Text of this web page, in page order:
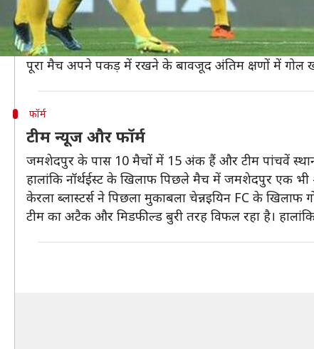
सीजन के पहले पांच मैचों में अजेय रहने वाली केरला ब्लास्टर्स
केरला ने पिछले चार में से तीन मुकाबले गंवाए और एक ड्रॉ
इस सीजन केरला पिछले आठ मैचों से जीत हासिल नहीं कर
पूरा मैच अपने पकड़ में रखने के बावजूद अंतिम क्षणों में गोल
फॉर्म
टीम न्यूज और फॉर्म
जमशेदपुर के पास 10 मैचों में 15 अंक हैं और टीम पांचवें
हालांकि नॉर्थईस्ट के खिलाफ पिछले मैच में जमशेदपुर एक भी
केरला ब्लास्टर्स ने पिछला मुकाबला चेन्नइयिन FC के खिलाफ
टीम का अटैक और मिडफील्ड बुरी तरह विफल रहा है।